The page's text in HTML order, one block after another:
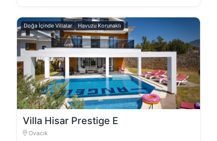
Doğa İçinde Villalar Havuzu Korunaklı
Villa Hisar Prestige E
Ovacık